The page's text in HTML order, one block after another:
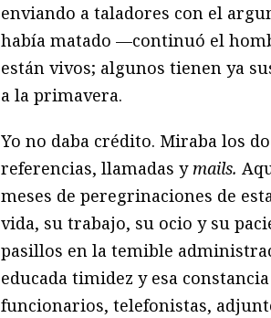
enviando a taladores con el
había matado —continuó el
están vivos; algunos tienen ya
a la primavera.
Yo no daba crédito. Miraba los
referencias, llamadas ymails.
meses de peregrinaciones de
vida, su trabajo, su ocio y su
pasillos en la temible
educada timidez y esa
funcionarios, telefonistas,